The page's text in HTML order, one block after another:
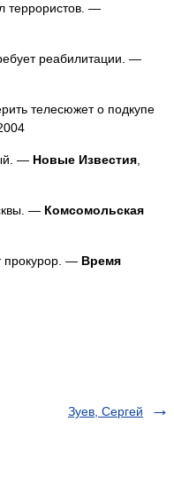
террористов. —
реабилитации. —
телесюжет о подкупе
— Новые Известия
— Комсомольская
прокурор. — Время
Зуев, Сергей